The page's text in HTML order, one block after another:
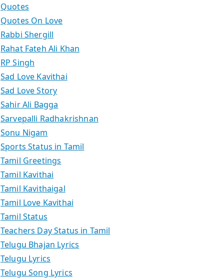
Quotes
Quotes On Love
Rabbi Shergill
Rahat Fateh Ali Khan
RP Singh
Sad Love Kavithai
Sad Love Story
Sahir Ali Bagga
Sarvepalli Radhakrishnan
Sonu Nigam
Sports Status in Tamil
Tamil Greetings
Tamil Kavithai
Tamil Kavithaigal
Tamil Love Kavithai
Tamil Status
Teachers Day Status in Tamil
Telugu Bhajan Lyrics
Telugu Lyrics
Telugu Song Lyrics